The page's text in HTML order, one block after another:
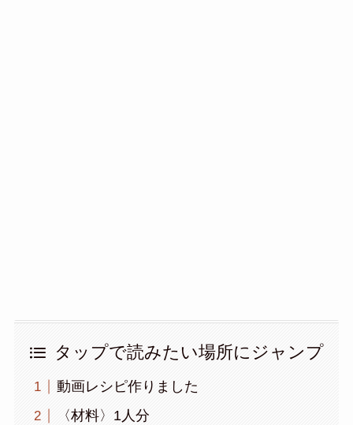
タップで読みたい場所にジャンプ
動画レシピ作りました
〈材料〉1人分